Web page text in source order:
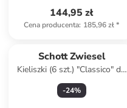
144,95 zł
Cena producenta: 185,96 zł*
Schott Zwiesel
Kieliszki (6 szt.) "Classico" do
czerwonego wina - 645 ml
-24%